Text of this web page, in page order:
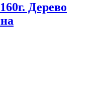
Дерево